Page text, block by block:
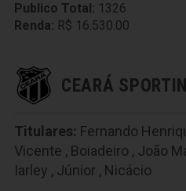
Publico Total: 1326
Renda: R$ 16.530.00
CEARÁ
Titulares: Fernando
Vicente , Boiadeiro , João
Iarley , Júnior , Nicácio